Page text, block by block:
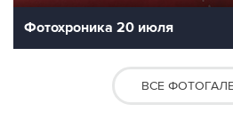
Фотохроника 20 июля
ВСЕ